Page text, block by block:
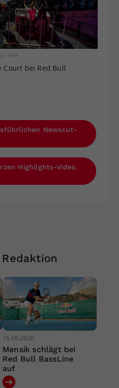
Geh
Court bei Red Bull
Newscut-
Highlights-Video.
16.06.2026
Mensík schlägt bei
Red Bull BassLine
auf